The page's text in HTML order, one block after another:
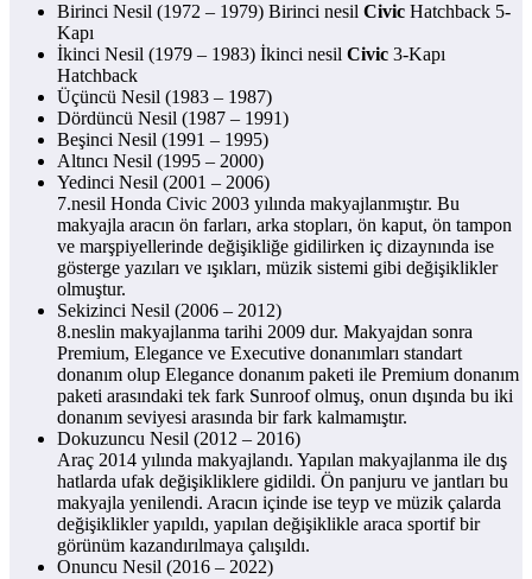
Birinci Nesil (1972 – 1979) Birinci nesil Civic Hatchback 5-
Kapı
İkinci Nesil (1979 – 1983) İkinci nesil Civic 3-Kapı
Hatchback
Üçüncü Nesil (1983 – 1987)
Dördüncü Nesil (1987 – 1991)
Beşinci Nesil (1991 – 1995)
Altıncı Nesil (1995 – 2000)
Yedinci Nesil (2001 – 2006)
7.nesil Honda Civic 2003 yılında makyajlanmıştır. Bu
makyajla aracın ön farları, arka stopları, ön kaput, ön tampon
ve marşpiyellerinde değişikliğe gidilirken iç dizaynında ise
gösterge yazıları ve ışıkları, müzik sistemi gibi değişiklikler
olmuştur.
Sekizinci Nesil (2006 – 2012)
8.neslin makyajlanma tarihi 2009 dur. Makyajdan sonra
Premium, Elegance ve Executive donanımları standart
donanım olup Elegance donanım paketi ile Premium donanım
paketi arasındaki tek fark Sunroof olmuş, onun dışında bu iki
donanım seviyesi arasında bir fark kalmamıştır.
Dokuzuncu Nesil (2012 – 2016)
Araç 2014 yılında makyajlandı. Yapılan makyajlanma ile dış
hatlarda ufak değişikliklere gidildi. Ön panjuru ve jantları bu
makyajla yenilendi. Aracın içinde ise teyp ve müzik çalarda
değişiklikler yapıldı, yapılan değişiklikle araca sportif bir
görünüm kazandırılmaya çalışıldı.
Onuncu Nesil (2016 – 2022)